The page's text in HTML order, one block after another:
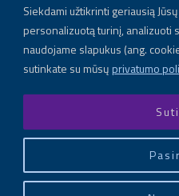
Siekdami užtikrinti geriausią
personalizuotą turinį, analizuoti
naudojame slapukus (ang.
sutinkate su mūsų privatumo
Lengvi, tvirti, vienetiniai
elemento formą: uogos,
inovatyvi gamybos
Copyright ©